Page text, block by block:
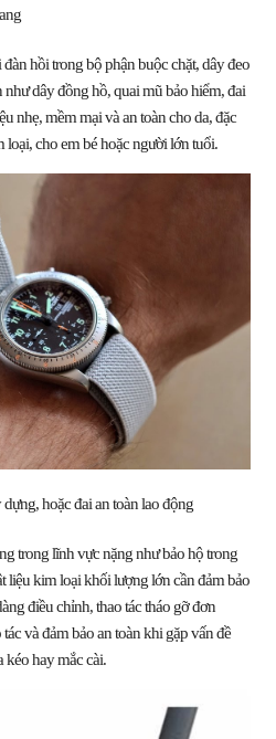
hồi trong bộ phận buộc chặt, dây đeo
như dây đồng hồ, quai mũ bảo hiểm, đai
nhẹ, mềm mại và an toàn cho da, đặc
cho em bé hoặc người lớn tuổi.
hoặc đai an toàn lao động
trong lĩnh vực nặng như bảo hộ trong
liệu kim loại khối lượng lớn cần đảm bảo
điều chỉnh, thao tác tháo gỡ đơn
và đảm bảo an toàn khi gặp vấn đề
kéo hay mắc cài.